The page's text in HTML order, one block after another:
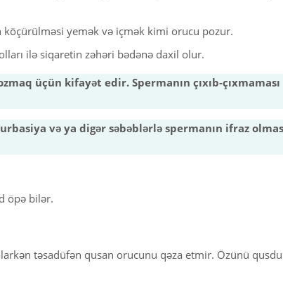
köçürülməsi yemək və içmək kimi orucu pozur.
ilə siqaretin zəhəri bədənə daxil olur.
üçün kifayət edir. Spermanın çıxıb-çıxmaması
və ya digər səbəblərlə spermanın ifraz
öpə bilər.
təsadüfən qusan orucunu qəza etmir. Özünü